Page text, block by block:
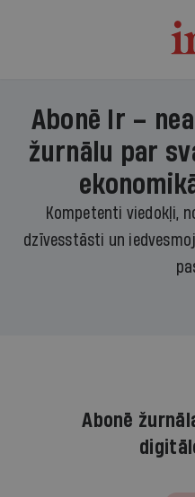
Abonē Ir –
žurnālu par
Kompetenti viedokļi,
dzīvesstāsti un
Abonē